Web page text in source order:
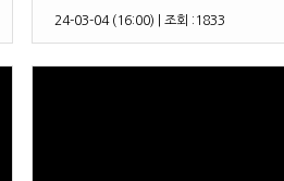
24-03-04 (16:00) 조회 : 1833